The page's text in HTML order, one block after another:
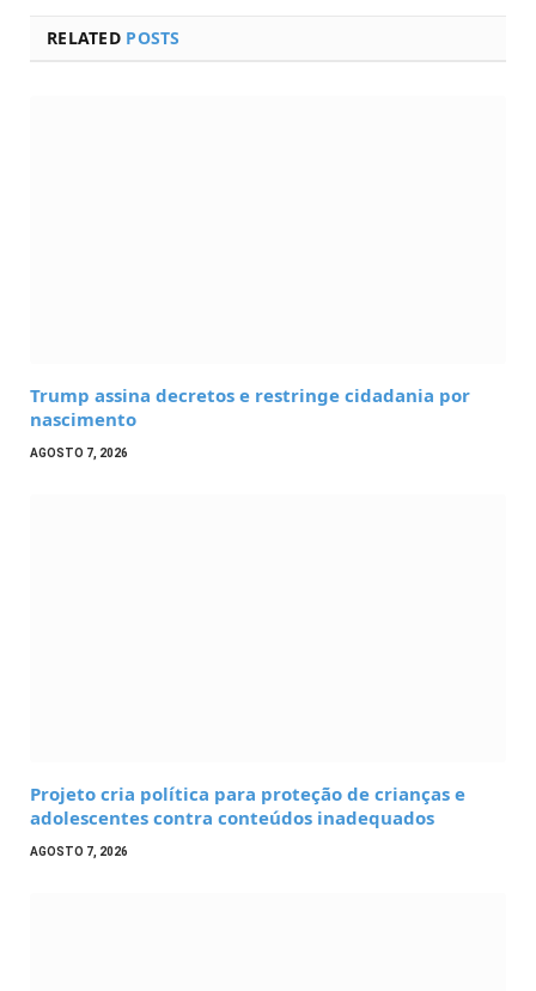
RELATED POSTS
Trump assina decretos e restringe cidadania por
nascimento
AGOSTO 7, 2026
Projeto cria política para proteção de crianças e
adolescentes contra conteúdos inadequados
AGOSTO 7, 2026